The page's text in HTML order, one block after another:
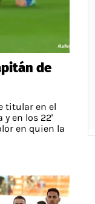
de
titular en el
y en los 22'
en quien la